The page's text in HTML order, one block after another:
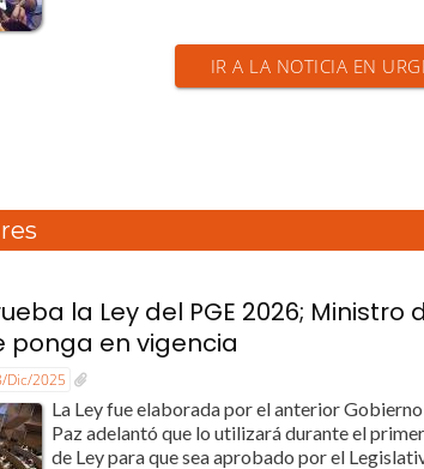
IR A LA NOTICIA EN
la Ley del PGE 2026; Ministro
ponga en vigencia
Dic/2025
La Ley fue elaborada por el anterior
Paz adelantó que lo utilizará durante el
de Ley para que sea aprobado por el